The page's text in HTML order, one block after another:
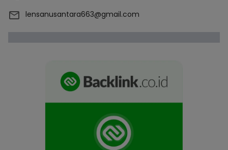
lensanusantara663@gmail.com